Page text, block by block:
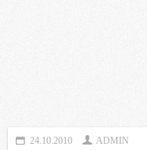
24.10.2010 ADMIN